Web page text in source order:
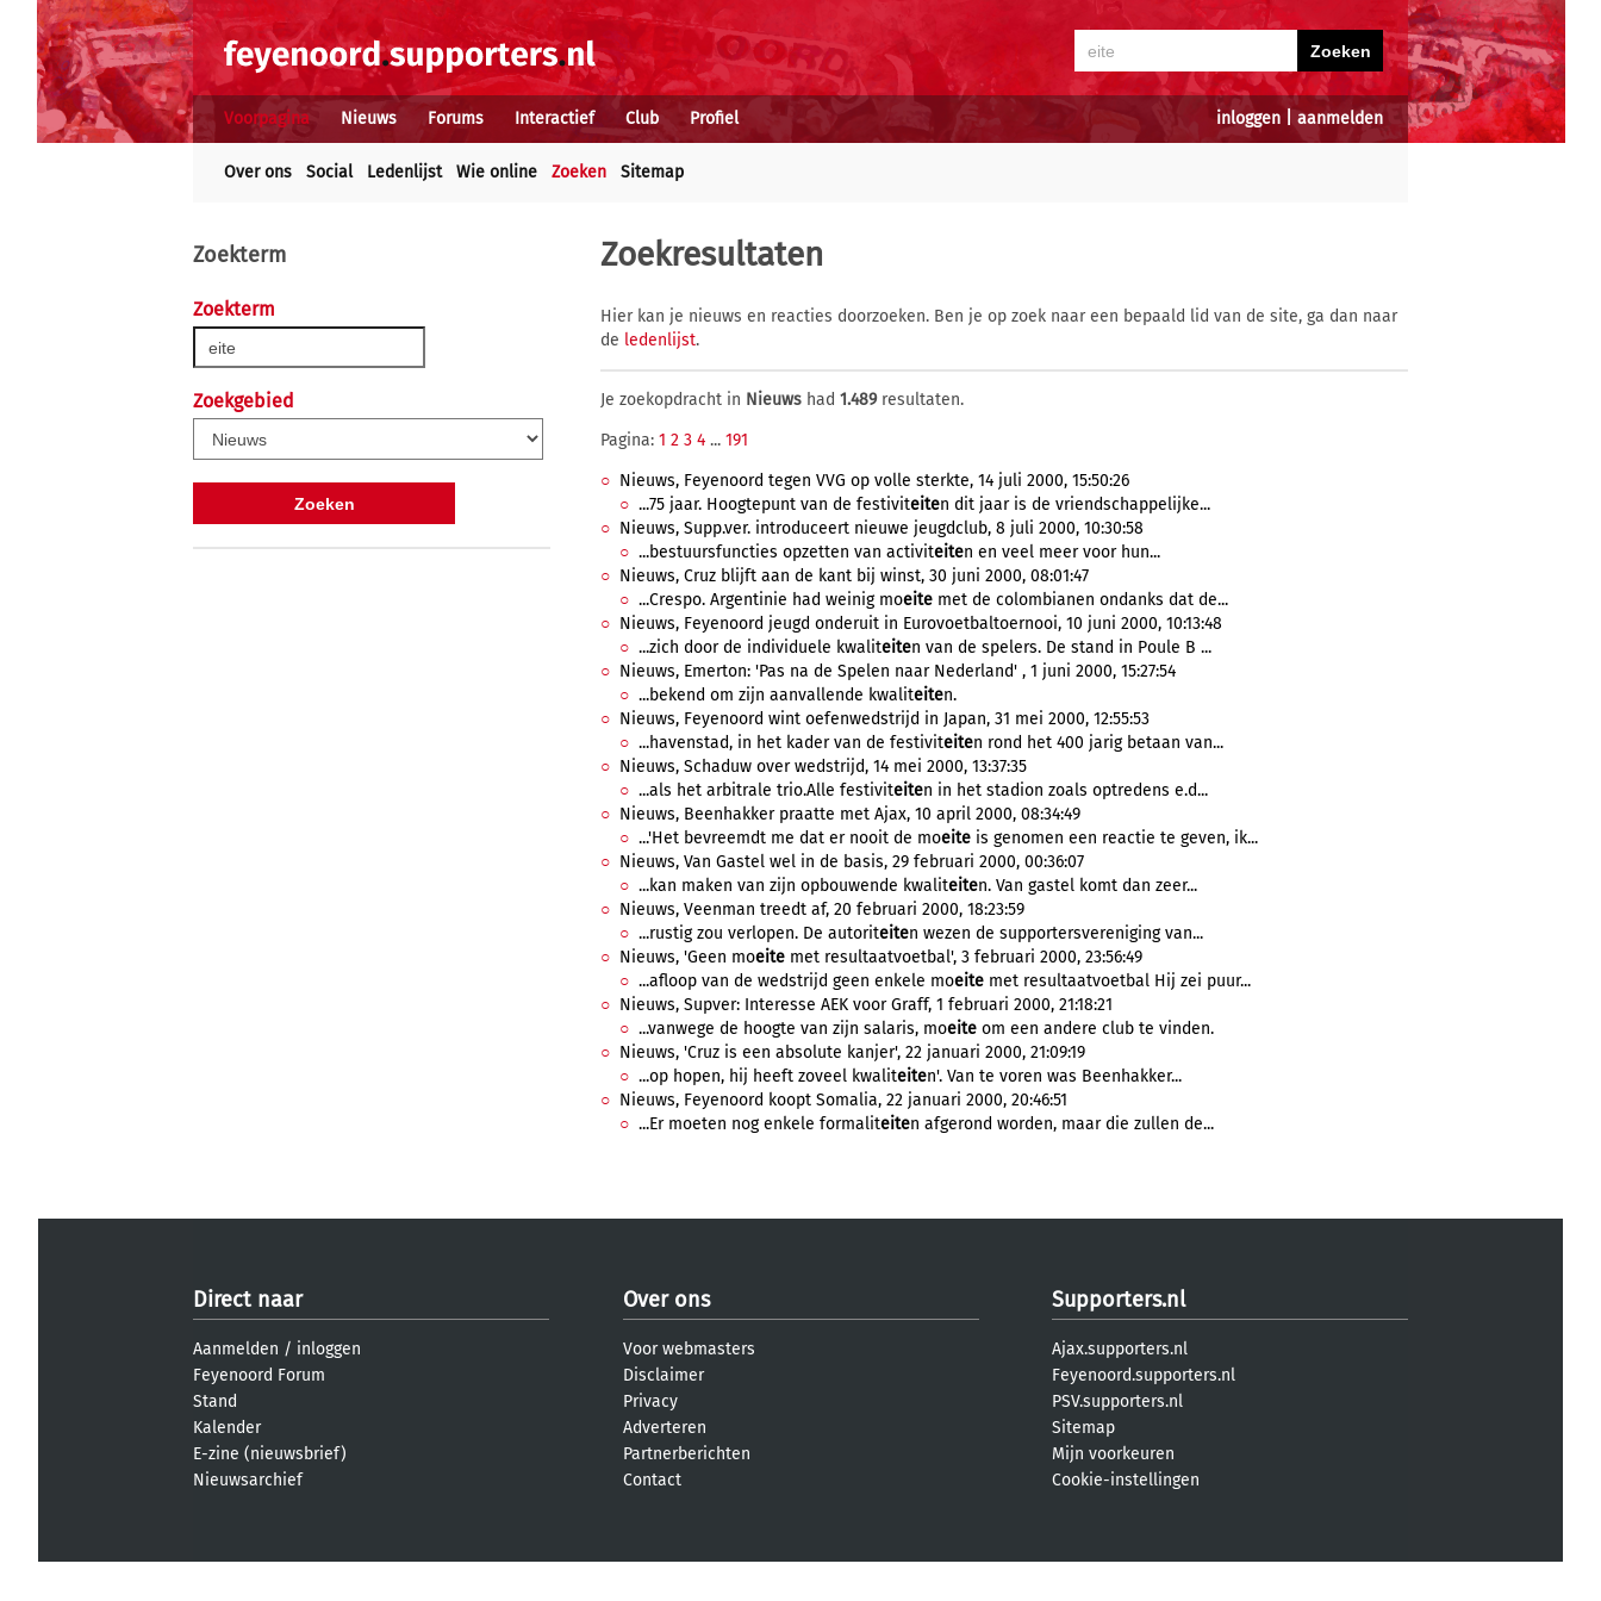
inloggen aanmelden
Voorpagina Nieuws Forums Interactief Club Profiel
Over ons Social Ledenlijst Wie online Zoeken Sitemap
Zoekterm
Zoekterm
Zoekgebied
Zoekresultaten
Hier kan je nieuws en reacties doorzoeken. Ben je op zoek naar een bepaald lid van de site, ga dan naar
de ledenlijst.
Je zoekopdracht in Nieuws had 1.489resultaten.
Pagina: 1 2 3 4 ... 191
Nieuws, Feyenoord tegen VVG op volle sterkte, 14 juli 2000, 15:50:26
...75 jaar. Hoogtepunt van de festiviteiten dit jaar is de vriendschappelijke...
Nieuws, Supp.ver. introduceert nieuwe jeugdclub, 8 juli 2000, 10:30:58
...bestuursfuncties opzetten van activiteiten en veel meer voor hun...
Nieuws, Cruz blijft aan de kant bij winst, 30 juni 2000, 08:01:47
...Crespo. Argentinie had weinig moeite met de colombianen ondanks dat de...
Nieuws, Feyenoord jeugd onderuit in Eurovoetbaltoernooi, 10 juni 2000, 10:13:48
...zich door de individuele kwaliteiten van de spelers. De stand in Poule B ...
Nieuws, Emerton: 'Pas na de Spelen naar Nederland' , 1 juni 2000, 15:27:54
...bekend om zijn aanvallende kwaliteiten.
Nieuws, Feyenoord wint oefenwedstrijd in Japan, 31 mei 2000, 12:55:53
...havenstad, in het kader van de festiviteiten rond het 400 jarig betaan van...
Nieuws, Schaduw over wedstrijd, 14 mei 2000, 13:37:35
...als het arbitrale trio.Alle festiviteiten in het stadion zoals optredens e.d...
Nieuws, Beenhakker praatte met Ajax, 10 april 2000, 08:34:49
...'Het bevreemdt me dat er nooit de moeite is genomen een reactie te geven, ik...
Nieuws, Van Gastel wel in de basis, 29 februari 2000, 00:36:07
...kan maken van zijn opbouwende kwaliteiten. Van gastel komt dan zeer...
Nieuws, Veenman treedt af, 20 februari 2000, 18:23:59
...rustig zou verlopen. De autoriteiten wezen de supportersvereniging van...
Nieuws, 'Geen moeite met resultaatvoetbal', 3 februari 2000, 23:56:49
...afloop van de wedstrijd geen enkele moeite met resultaatvoetbal Hij zei puur...
Nieuws, Supver: Interesse AEK voor Graff, 1 februari 2000, 21:18:21
...vanwege de hoogte van zijn salaris, moeite om een andere club te vinden.
Nieuws, 'Cruz is een absolute kanjer', 22 januari 2000, 21:09:19
...op hopen, hij heeft zoveel kwaliteiten'. Van te voren was Beenhakker...
Nieuws, Feyenoord koopt Somalia, 22 januari 2000, 20:46:51
...Er moeten nog enkele formaliteiten afgerond worden, maar die zullen de...
Direct naar
Aanmelden / inloggen
Feyenoord Forum
Stand
Kalender
E-zine (nieuwsbrief)
Nieuwsarchief
Over ons
Voor webmasters
Disclaimer
Privacy
Adverteren
Partnerberichten
Contact
Supporters.nl
Ajax.supporters.nl
Feyenoord.supporters.nl
PSV.supporters.nl
Sitemap
Mijn voorkeuren
Cookie-instellingen